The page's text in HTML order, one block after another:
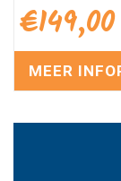
€149,00
MEER